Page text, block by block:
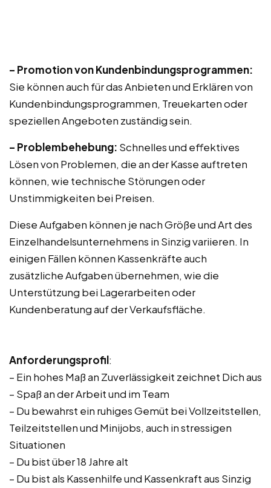
– Promotion von Kundenbindungsprogrammen:
Sie können auch für das Anbieten und Erklären von
Kundenbindungsprogrammen, Treuekarten oder
speziellen Angeboten zuständig sein.
– Problembehebung: Schnelles und effektives
Lösen von Problemen, die an der Kasse auftreten
können, wie technische Störungen oder
Unstimmigkeiten bei Preisen.
Diese Aufgaben können je nach Größe und Art des
Einzelhandelsunternehmens in Sinzig variieren. In
einigen Fällen können Kassenkräfte auch
zusätzliche Aufgaben übernehmen, wie die
Unterstützung bei Lagerarbeiten oder
Kundenberatung auf der Verkaufsfläche.
Anforderungsprofil:
– Ein hohes Maß an Zuverlässigkeit zeichnet Dich aus
– Spaß an der Arbeit und im Team
– Du bewahrst ein ruhiges Gemüt bei Vollzeitstellen,
Teilzeitstellen und Minijobs, auch in stressigen
Situationen
– Du bist über 18 Jahre alt
– Du bist als Kassenhilfe und Kassenkraft aus Sinzig